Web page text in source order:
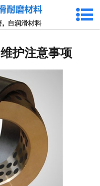
网站首页
技术参数
选型介绍
合作客户
公司概况
护注意事项